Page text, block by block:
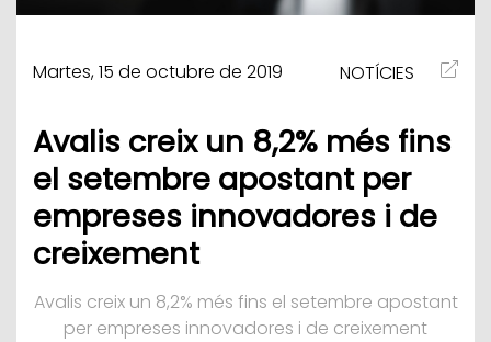
Martes, 15 de octubre de 2019 NOTÍCIES
Avalis creix un 8,2% més fins
el setembre apostant per
empreses innovadores i de
creixement
Avalis creix un 8,2% més fins el setembre apostant
per empreses innovadores i de creixement